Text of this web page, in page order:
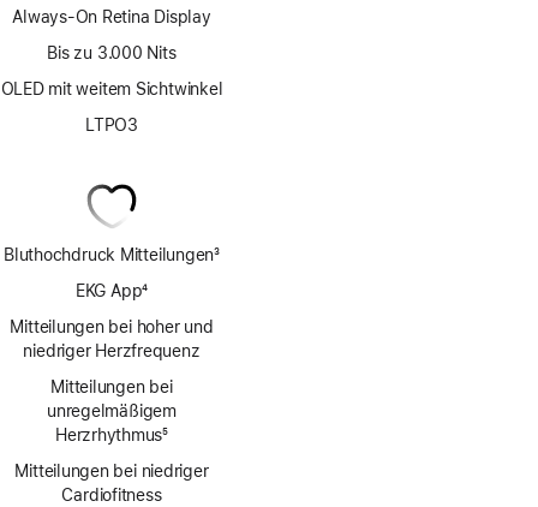
Always-On Retina Display
Bis zu 3.000 Nits
OLED mit weitem Sichtwinkel
LTPO3
Bluthochdruck Mitteilungen3
EKG App
Fußnote
4
Mitteilungen bei hoher und
niedriger Herzfrequenz
Mitteilungen bei
unregelmäßigem
Herzrhythmus
Fußnote
5
Mitteilungen bei niedriger
Cardio­fitness